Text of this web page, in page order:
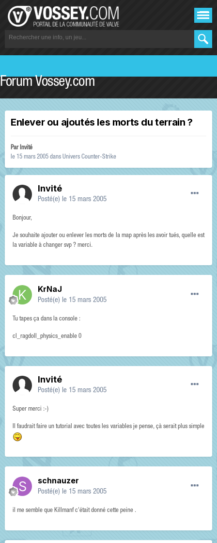
Forum Vossey.com
Enlever ou ajoutés les morts du terrain ?
Par Invité
le 15 mars 2005 dans Univers Counter-Strike
Invité
Posté(e) le 15 mars 2005
Bonjour,
Je souhaite ajouter ou enlever les morts de la map après les avoir tués, quelle est
la variable à changer svp ? merci.
KrNaJ
Posté(e) le 15 mars 2005
Tu tapes ça dans la console :
cl_ragdoll_physics_enable 0
Invité
Posté(e) le 15 mars 2005
Super merci :-)
Il faudrait faire un tutorial avec toutes les variables je pense, çà serait plus simple
schnauzer
Posté(e) le 15 mars 2005
il me semble que Killmanf c'était donné cette peine .